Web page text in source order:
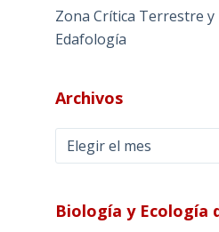
Zona Crítica Terrestre y
Edafología
Archivos
Archivos
Biología y Ecología